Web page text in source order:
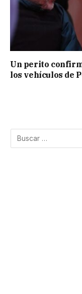
Un perito
los vehículos de